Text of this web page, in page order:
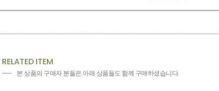
RELATED ITEM
본 상품의 구매자 분들은 아래 상품들도 함께 구매하셨습니다.